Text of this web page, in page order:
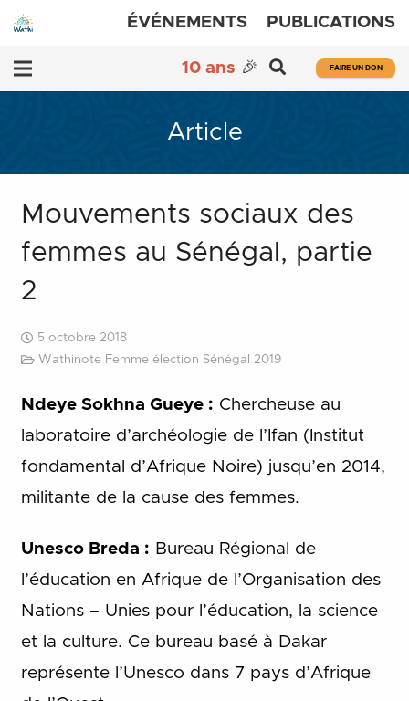
ÉVÉNEMENTS PUBLICATIONS
10 ans 🎉 FAIRE UN DON
Article
Mouvements sociaux des
femmes au Sénégal, partie
2
5 octobre 2018
Wathinote Femme élection Sénégal 2019
Ndeye Sokhna Gueye : Chercheuse au
laboratoire d’archéologie de l’Ifan (Institut
fondamental d’Afrique Noire) jusqu’en 2014,
militante de la cause des femmes.
Unesco Breda : Bureau Régional de
l’éducation en Afrique de l’Organisation des
Nations – Unies pour l’éducation, la science
et la culture. Ce bureau basé à Dakar
représente l’Unesco dans 7 pays d’Afrique